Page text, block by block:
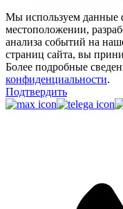
Мы используем данные
местоположении,
анализа событий на
страниц сайта, вы
Более подробные
конфиденциальности.
Подтвердить